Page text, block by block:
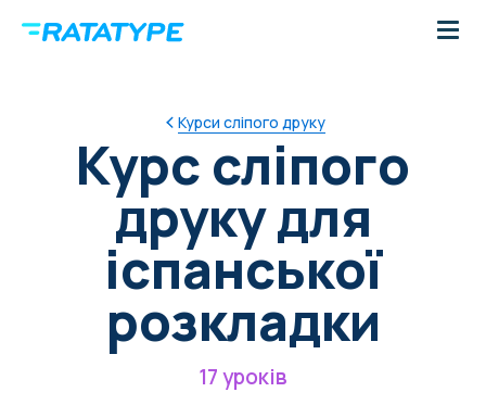
Курси сліпого друку
Курс сліпого
друку для
іспанської
розкладки
17 уроків